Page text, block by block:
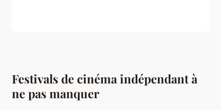
Festivals de cinéma indépendant à
ne pas manquer